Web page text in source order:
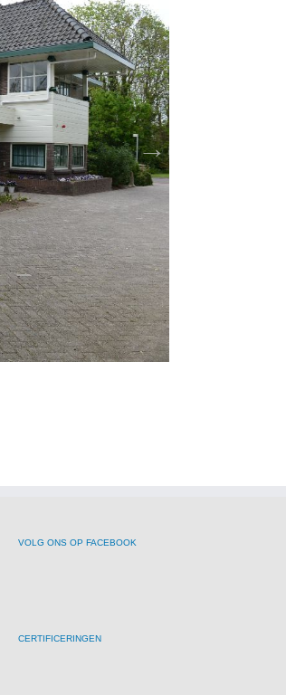
VOLG ONS OP FACEBOOK
CERTIFICERINGEN